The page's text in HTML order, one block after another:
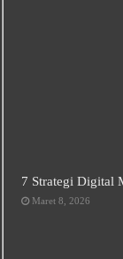
7 Strategi Digital
Maret 8, 2026